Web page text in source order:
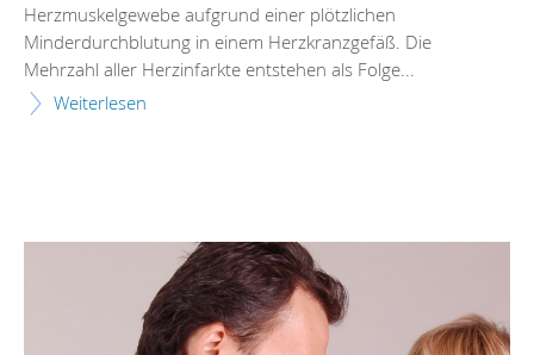
Herzmuskelgewebe aufgrund einer plötzlichen
Minderdurchblutung in einem Herzkranzgefäß. Die
Mehrzahl aller Herzinfarkte entstehen als Folge...
Weiterlesen